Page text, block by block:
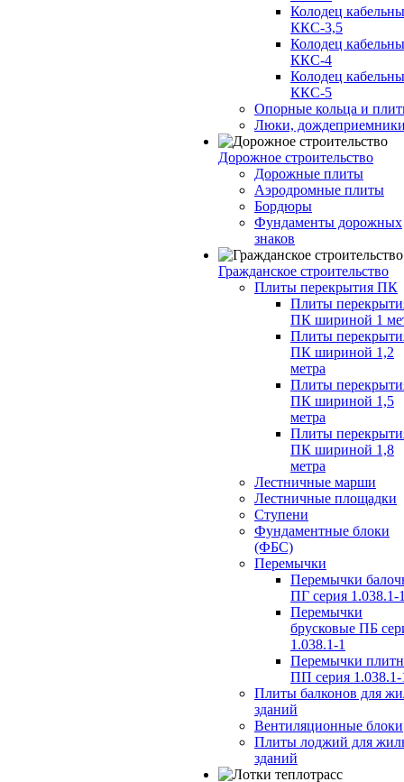
Колодец
ККС-3,5
Колодец
ККС-4
Колодец
ККС-5
Опорные кольца и
Люки,
Дорожное строительство
Дорожные плиты
Аэродромные плиты
Бордюры
Фундаменты дорожных
знаков
Гражданское строительство
Плиты перекрытия ПК
Плиты
ПК шириной 1
Плиты
ПК шириной 1,2
метра
Плиты
ПК шириной 1,5
метра
Плиты
ПК шириной 1,8
метра
Лестничные марши
Лестничные площадки
Ступени
Фундаментные блоки
(ФБС)
Перемычки
Перемычки
ПГ серия 1.038.1-
Перемычки
брусковые ПБ
1.038.1-1
Перемычки
ПП серия 1.038.1-
Плиты балконов для
зданий
Вентиляционные блоки
Плиты лоджий для
зданий